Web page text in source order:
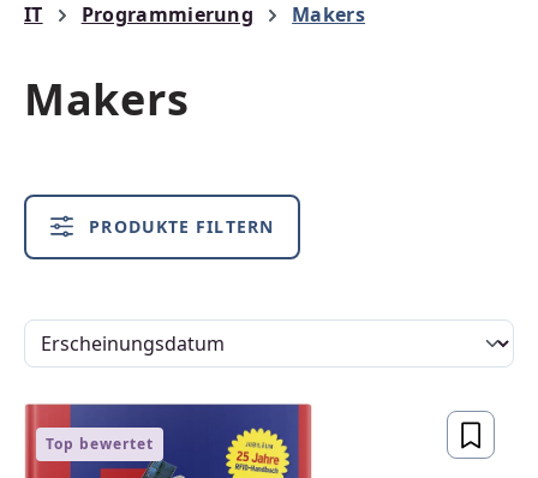
IT Programmierung Makers
Makers
PRODUKTE FILTERN
Top bewertet